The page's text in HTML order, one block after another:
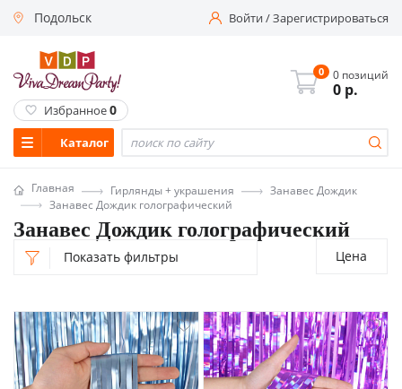
Подольск Войти/Зарегистрироваться
Каталог
0 0 позиций
0 р.
Избранное0
Главная Гирлянды + украшения
Занавес Дождик
Занавес Дождик голографический
Занавес Дождик голографический
Показать фильтры Цена